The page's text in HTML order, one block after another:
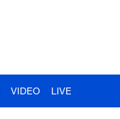
VIDEO LIVE